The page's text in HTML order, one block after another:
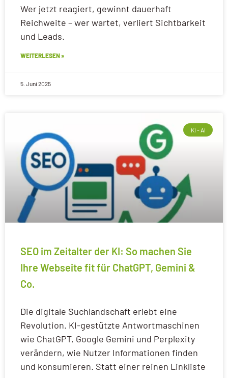
Wer jetzt reagiert, gewinnt dauerhaft
Reichweite – wer wartet, verliert Sichtbarkeit
und Leads.
WEITERLESEN »
5. Juni 2025
KI - AI
SEO im Zeitalter der KI: So machen Sie
Ihre Webseite fit für ChatGPT, Gemini &
Co.
Die digitale Suchlandschaft erlebt eine
Revolution. KI-gestützte Antwortmaschinen
wie ChatGPT, Google Gemini und Perplexity
verändern, wie Nutzer Informationen finden
und konsumieren. Statt einer reinen Linkliste